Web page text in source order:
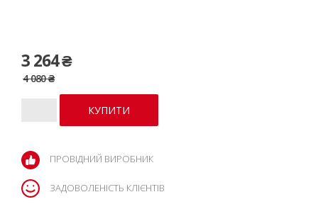
3 264 ₴
4 080 ₴
ПРОВІДНИЙ ВИРОБНИК
ЗАДОВОЛЕНІСТЬ КЛІЄНТІВ